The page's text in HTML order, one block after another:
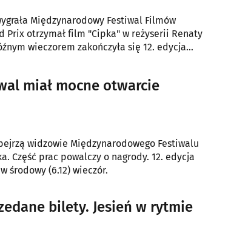
Międzynarodowy Festiwal Filmów
Prix otrzymał film "Cipka" w reżyserii Renaty
wieczorem zakończyła się 12. edycja
miał mocne otwarcie
widzowie Międzynarodowego Festiwalu
Część prac powalczy o nagrody. 12. edycja
środowy (6.12) wieczór.
bilety. Jesień w rytmie